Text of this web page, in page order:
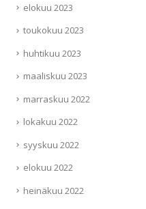
elokuu 2023
toukokuu 2023
huhtikuu 2023
maaliskuu 2023
marraskuu 2022
lokakuu 2022
syyskuu 2022
elokuu 2022
heinäkuu 2022